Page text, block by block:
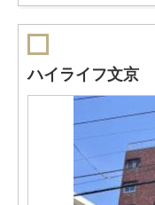
ハイライフ文京